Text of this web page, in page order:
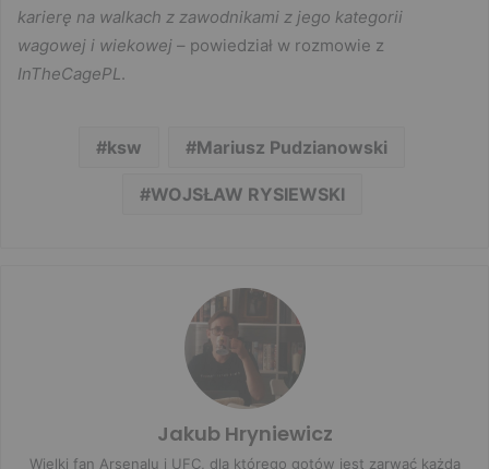
karierę na walkach z zawodnikami z jego kategorii
wagowej i wiekowej – powiedział w rozmowie z
InTheCagePL .
ksw Mariusz Pudzianowski
WOJSŁAW RYSIEWSKI
Jakub Hryniewicz
Wielki fan Arsenalu i UFC, dla którego gotów jest zarwać każdą